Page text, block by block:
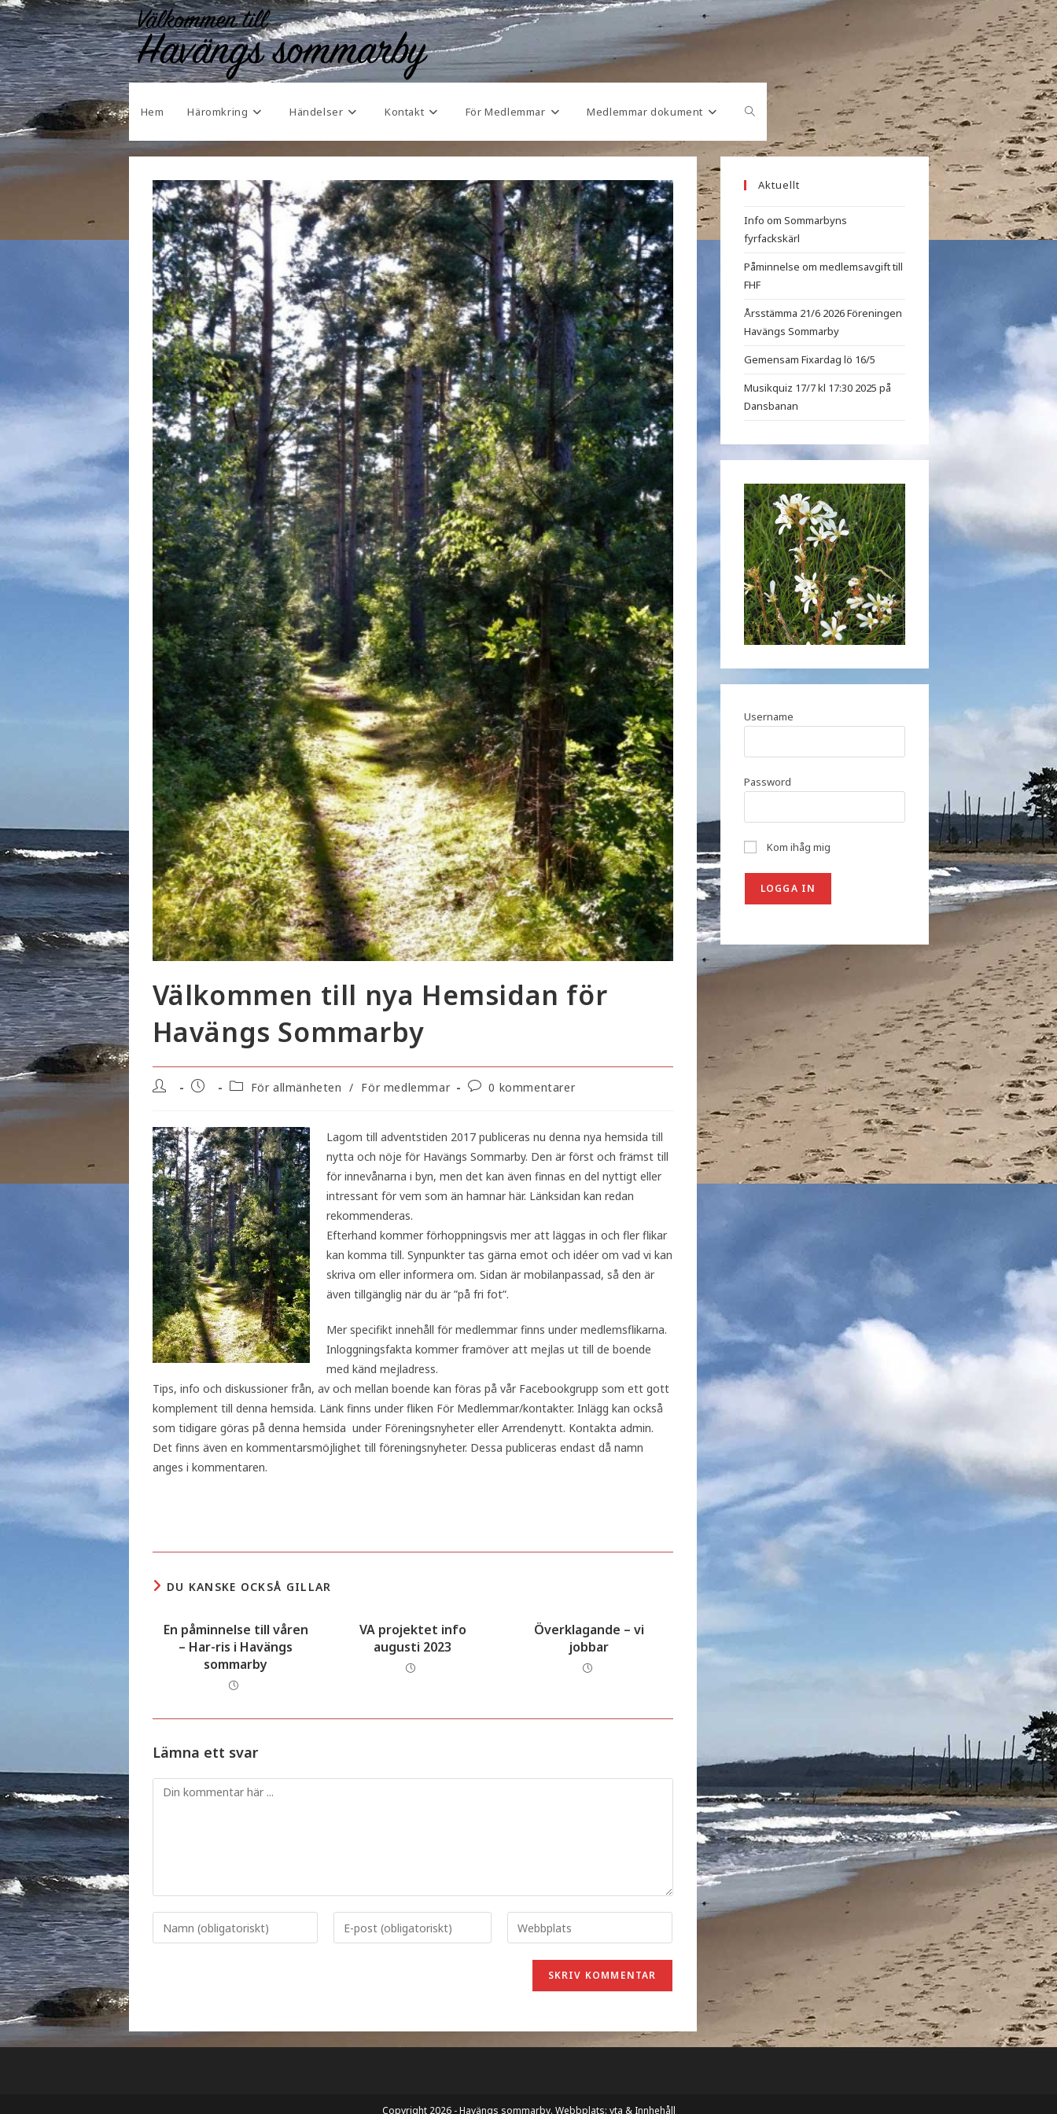
Hem Häromkring Händelser Kontakt För Medlemmar Medlemmar dokument
Välkommen till nya Hemsidan för
Havängs Sommarby
För allmänheten / För medlemmar 0 kommentarer
Lagom till adventstiden 2017 publiceras nu denna nya hemsida till
nytta och nöje för Havängs Sommarby. Den är först och främst till
för innevånarna i byn, men det kan även finnas en del nyttigt eller
intressant för vem som än hamnar här. Länksidan kan redan
rekommenderas.
Efterhand kommer förhoppningsvis mer att läggas in och fler flikar
kan komma till. Synpunkter tas gärna emot och idéer om vad vi kan
skriva om eller informera om. Sidan är mobilanpassad, så den är
även tillgänglig när du är ”på fri fot”.
Mer specifikt innehåll för medlemmar finns under medlemsflikarna.
Inloggningsfakta kommer framöver att mejlas ut till de boende
med känd mejladress.
Tips, info och diskussioner från, av och mellan boende kan föras på vår Facebookgrupp som ett gott
komplement till denna hemsida. Länk finns under fliken För Medlemmar/kontakter. Inlägg kan också
som tidigare göras på denna hemsida under Föreningsnyheter eller Arrendenytt. Kontakta admin.
Det finns även en kommentarsmöjlighet till föreningsnyheter. Dessa publiceras endast då namn
anges i kommentaren.
DU KANSKE OCKSÅ GILLAR
En påminnelse till våren
– Har-ris i Havängs
sommarby
VA projektet info
augusti 2023
Överklagande – vi
jobbar
Lämna ett svar
Aktuellt
Info om Sommarbyns
fyrfackskärl
Påminnelse om medlemsavgift till
FHF
Årsstämma 21/6 2026 Föreningen
Havängs Sommarby
Gemensam Fixardag lö 16/5
Musikquiz 17/7 kl 17:30 2025 på
Dansbanan
Username
Password
Kom ihåg mig
Copyright 2026 - Havängs sommarby. Webbplats: yta & Innhehåll